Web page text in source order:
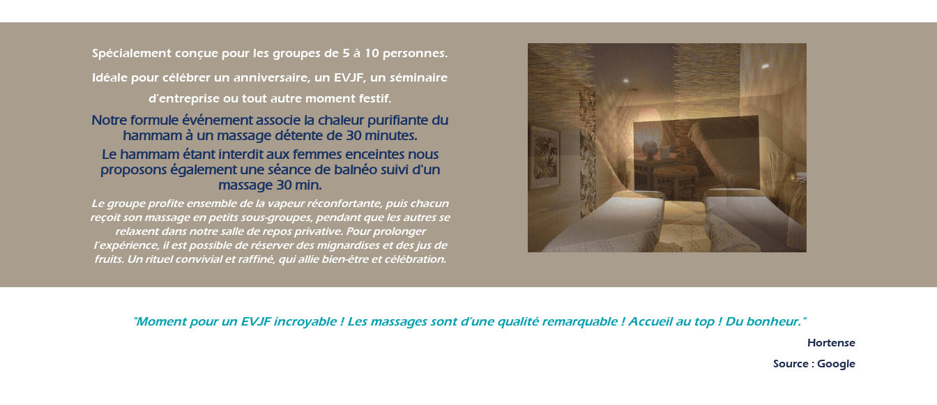
Spécialement conçue pour les groupes de 5 à 10 personnes.
Idéale pour célébrer un anniversaire, un EVJF, un séminaire
d’entreprise ou tout autre moment festif.
Notre formule événement associe la chaleur purifiante du
hammam à un massage détente de 30 minutes.
Le hammam étant interdit aux femmes enceintes nous
proposons également une séance de balnéo suivi d'un
massage 30 min.
Le groupe profite ensemble de la vapeur réconfortante, puis chacun
reçoit son massage en petits sous-groupes, pendant que les autres se
relaxent dans notre salle de repos privative. Pour prolonger
l’expérience, il est possible de réserver des mignardises et des jus de
fruits. Un rituel convivial et raffiné, qui allie bien-être et célébration.
"Moment pour un EVJF incroyable ! Les massages sont d’une qualité remarquable ! Accueil au top ! Du bonheur."
Hortense
Source : Google